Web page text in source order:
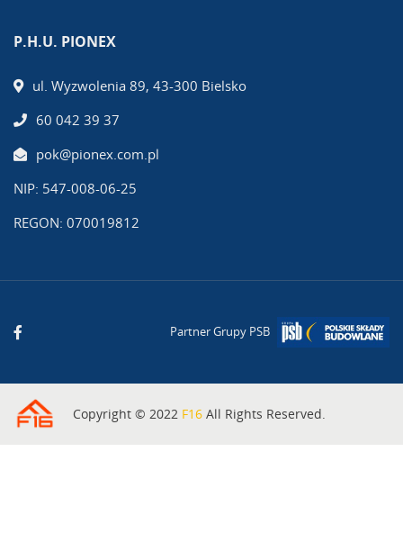
P.H.U. PIONEX
ul. Wyzwolenia 89, 43-300 Bielsko
60 042 39 37
pok@pionex.com.pl
NIP: 547-008-06-25
REGON: 070019812
Partner Grupy PSB
Copyright © 2022 F16 All Rights Reserved.